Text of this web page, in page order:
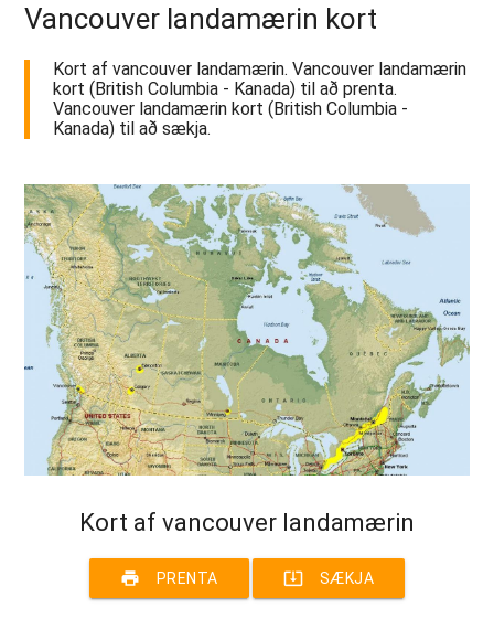
Vancouver landamærin kort
Kort af vancouver landamærin. Vancouver landamærin
kort (British Columbia - Kanada) til að prenta.
Vancouver landamærin kort (British Columbia -
Kanada) til að sækja.
Kort af vancouver landamærin
print PRENTA system_update_alt SÆKJA